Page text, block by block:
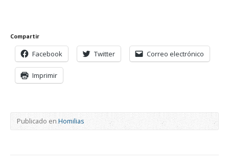
Compartir
Facebook Twitter Correo electrónico
Imprimir
Publicado enHomilias